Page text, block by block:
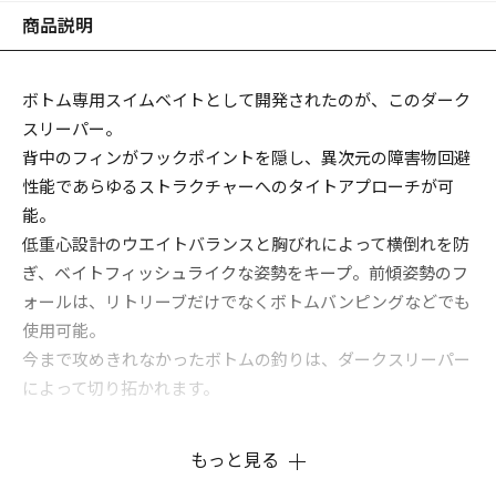
商品説明
ボトム専用スイムベイトとして開発されたのが、このダーク
スリーパー。
背中のフィンがフックポイントを隠し、異次元の障害物回避
性能であらゆるストラクチャーへのタイトアプローチが可
能。
低重心設計のウエイトバランスと胸びれによって横倒れを防
ぎ、ベイトフィッシュライクな姿勢をキープ。前傾姿勢のフ
ォールは、リトリーブだけでなくボトムバンピングなどでも
使用可能。
今まで攻めきれなかったボトムの釣りは、ダークスリーパー
によって切り拓かれます。
もっと見る